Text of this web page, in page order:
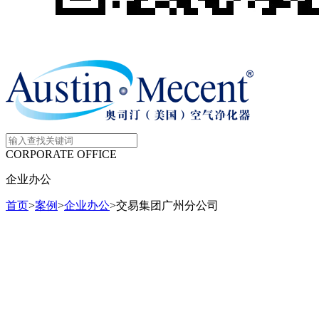
CORPORATE OFFICE
企业办公
首页>案例>企业办公>交易集团广州分公司